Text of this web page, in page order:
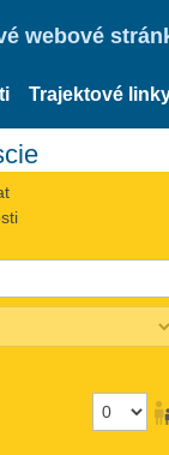
webové
Trajektové